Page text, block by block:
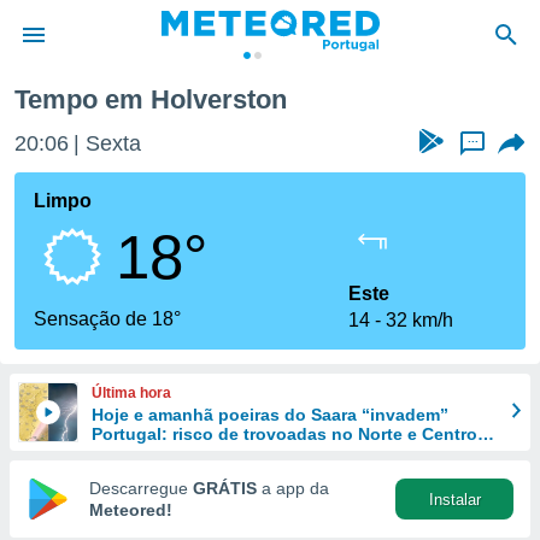
da
foi
fornecidas
a este
das
e
forma
digital
Tempo em Holverston
20:06 Sexta ...
Limpo
18°
Sensação de 18°
Este
14
32 km/h
Última hora
Hoje e amanhã poeiras do Saara “invadem”
Portugal: risco de trovoadas no Norte e Centro
Descarregue GRÁTIS a app da
Meteored!
Instalar